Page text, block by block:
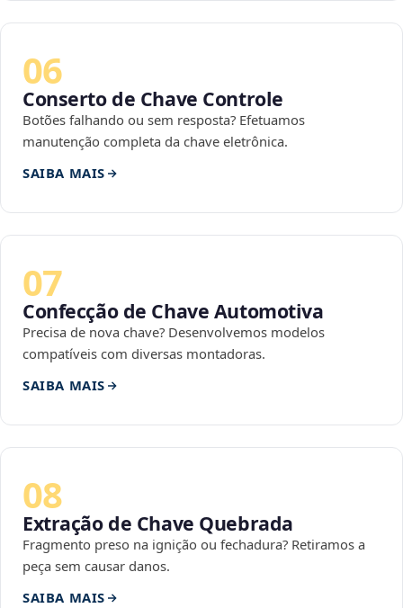
06
Conserto de Chave Controle
Botões falhando ou sem resposta? Efetuamos
manutenção completa da chave eletrônica.
SAIBA MAIS
07
Confecção de Chave Automotiva
Precisa de nova chave? Desenvolvemos modelos
compatíveis com diversas montadoras.
SAIBA MAIS
08
Extração de Chave Quebrada
Fragmento preso na ignição ou fechadura? Retiramos a
peça sem causar danos.
SAIBA MAIS